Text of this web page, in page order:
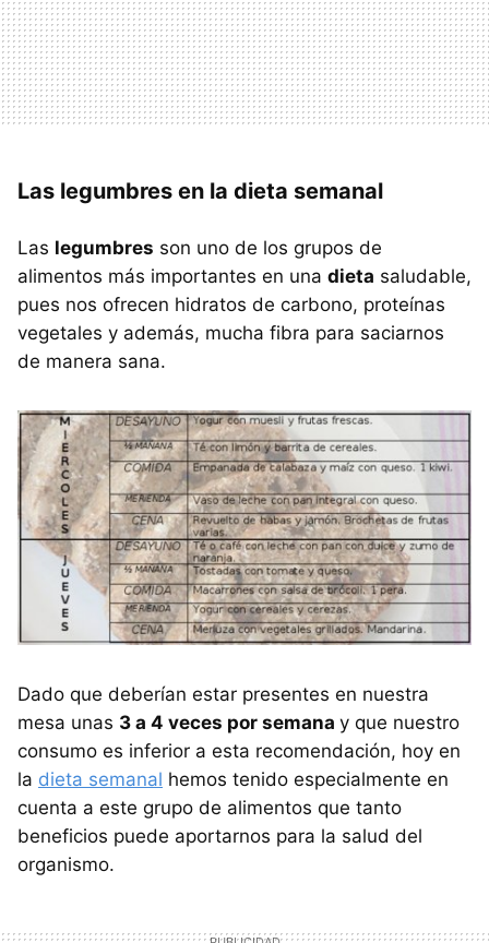
Las legumbres en la dieta semanal
Las legumbres son uno de los grupos de
alimentos más importantes en una dieta saludable,
pues nos ofrecen hidratos de carbono, proteínas
vegetales y además, mucha fibra para saciarnos
de manera sana.
Dado que deberían estar presentes en nuestra
mesa unas 3 a 4 veces por semana y que nuestro
consumo es inferior a esta recomendación, hoy en
la dieta semanal hemos tenido especialmente en
cuenta a este grupo de alimentos que tanto
beneficios puede aportarnos para la salud del
organismo.